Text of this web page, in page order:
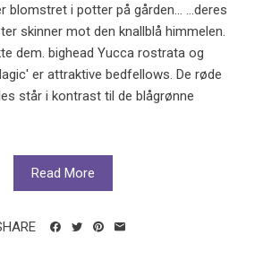
blomstret i potter på gården... …deres
skinner mot den knallblå himmelen.
dem. bighead Yucca rostrata og
er attraktive bedfellows. De røde
står i kontrast til de blågrønne
Read More